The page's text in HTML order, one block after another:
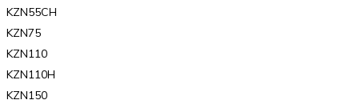
KZN55CH
KZN75
KZN110
KZN110H
KZN150